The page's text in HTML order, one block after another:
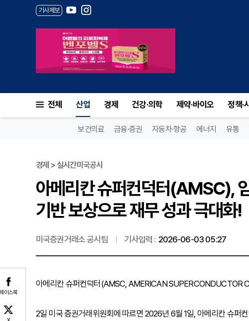
기사제보
전체 산업 경제 건강·의학 제약·바이오 정책·
보건의료 금융·증권 자동차·항공 에너지 유통
이스북
경제 > 실시간미국공시
아메리칸 슈퍼컨덕터(AMSC),
기반 보상으로 재무 성과 극대화!
미국증권거래소 공시팀 기사입력 : 2026-06-03 05:27
아메리칸 슈퍼컨덕터(AMSC, AMERICAN SUPERCONDUCTOR
2일 미국 증권거래위원회에 따르면 2026년 6월 1일, 아메리칸 슈퍼